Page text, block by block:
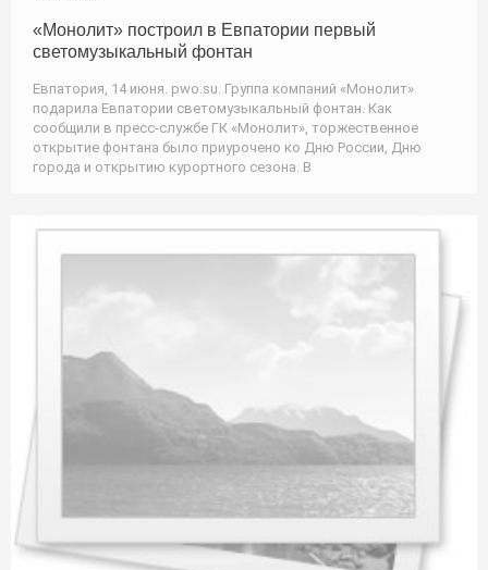
«Монолит» построил в Евпатории первый
светомузыкальный фонтан
Евпатория, 14 июня. pwo.su. Группа компаний «Монолит»
подарила Евпатории светомузыкальный фонтан. Как
сообщили в пресс-службе ГК «Монолит», торжественное
открытие фонтана было приурочено ко Дню России, Дню
города и открытию курортного сезона. В